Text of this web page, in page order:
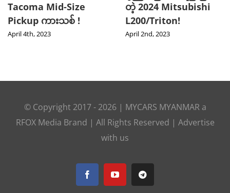
Tacoma Mid-Size
Pickup ကားသစ် !
April 4th, 2023
တဲ့ 2024 Mitsubishi
L200/Triton!
April 2nd, 2023
© Copyright 2017 - 2026 | MYCARS MYANMARa
RFOX Media Brand | All Rights Reserved | Advertise
with us
FacebookYouTubeTelegram